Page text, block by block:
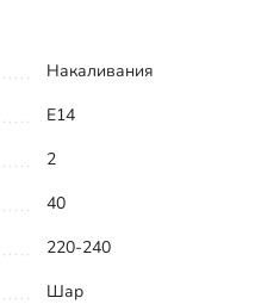
Накаливания
E14
2
40
220-240
Шар